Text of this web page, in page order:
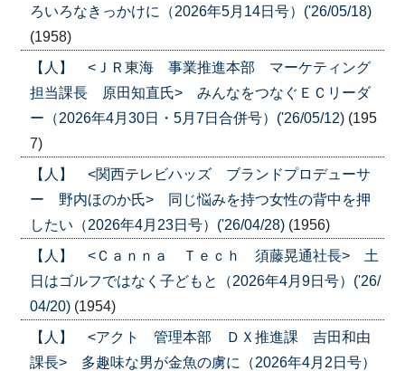
ろいろなきっかけに（2026年5月14日号）('26/05/18)
(1958)
【人】 <ＪＲ東海 事業推進本部 マーケティング
担当課長 原田知直氏> みんなをつなぐＥＣリーダ
ー（2026年4月30日・5月7日合併号）('26/05/12) (195
7)
【人】 <関西テレビハッズ ブランドプロデューサ
ー 野内ほのか氏> 同じ悩みを持つ女性の背中を押
したい（2026年4月23日号）('26/04/28) (1956)
【人】 <Ｃａｎｎａ Ｔｅｃｈ 須藤晃通社長> 土
日はゴルフではなく子どもと（2026年4月9日号）('26/
04/20) (1954)
【人】 <アクト 管理本部 ＤＸ推進課 吉田和由
課長> 多趣味な男が金魚の虜に（2026年4月2日号）